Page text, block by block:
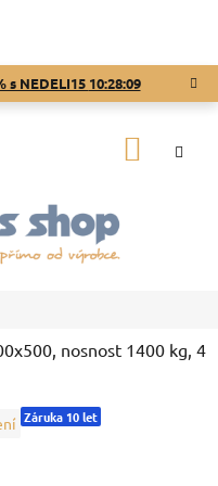
s NEDELI15 10:28:08
nosnost 1400 kg, 4
Záruka 10 let